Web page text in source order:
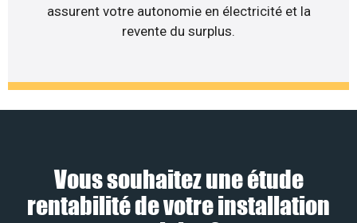
assurent votre autonomie en électricité et la
revente du surplus.
Vous souhaitez une étude
rentabilité de votre installation